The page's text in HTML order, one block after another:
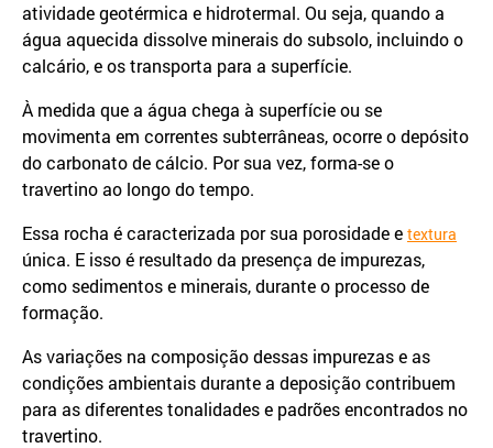
atividade geotérmica e hidrotermal. Ou seja, quando a
água aquecida dissolve minerais do subsolo, incluindo o
calcário, e os transporta para a superfície.
À medida que a água chega à superfície ou se
movimenta em correntes subterrâneas, ocorre o depósito
do carbonato de cálcio. Por sua vez, forma-se o
travertino ao longo do tempo.
Essa rocha é caracterizada por sua porosidade e textura
única. E isso é resultado da presença de impurezas,
como sedimentos e minerais, durante o processo de
formação.
As variações na composição dessas impurezas e as
condições ambientais durante a deposição contribuem
para as diferentes tonalidades e padrões encontrados no
travertino.